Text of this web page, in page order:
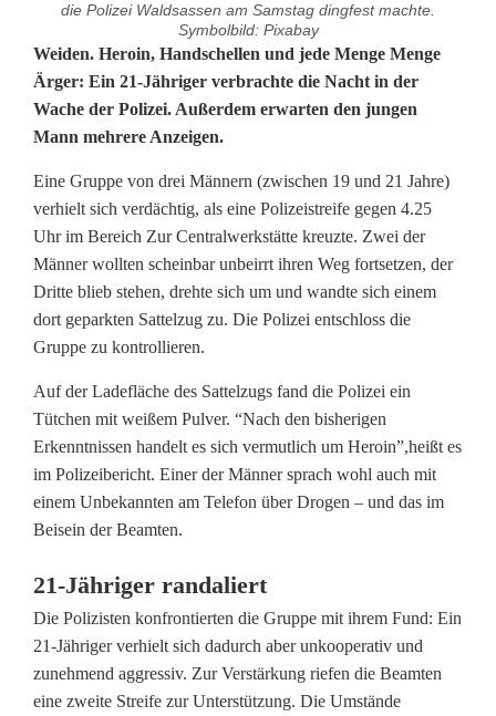
die Polizei Waldsassen am Samstag dingfest machte.
Symbolbild: Pixabay
H
e
r
o
i
n
f
u
n
d
i
m
a
t
Weiden. Heroin, Handschellen und jede Menge Menge
Ärger: Ein 21-Jähriger verbrachte die Nacht in der
Wache der Polizei. Außerdem erwarten den jungen
Mann mehrere Anzeigen.
Eine Gruppe von drei Männern (zwischen 19 und 21 Jahre)
verhielt sich verdächtig, als eine Polizeistreife gegen 4.25
Uhr im Bereich Zur Centralwerkstätte kreuzte. Zwei der
Männer wollten scheinbar unbeirrt ihren Weg fortsetzen, der
Dritte blieb stehen, drehte sich um und wandte sich einem
dort geparkten Sattelzug zu. Die Polizei entschloss die
Gruppe zu kontrollieren.
Auf der Ladefläche des Sattelzugs fand die Polizei ein
Tütchen mit weißem Pulver. “Nach den bisherigen
Erkenntnissen handelt es sich vermutlich um Heroin”,heißt es
im Polizeibericht. Einer der Männer sprach wohl auch mit
einem Unbekannten am Telefon über Drogen – und das im
Beisein der Beamten.
21-Jähriger randaliert
Die Polizisten konfrontierten die Gruppe mit ihrem Fund: Ein
21-Jähriger verhielt sich dadurch aber unkooperativ und
zunehmend aggressiv. Zur Verstärkung riefen die Beamten
eine zweite Streife zur Unterstützung. Die Umstände